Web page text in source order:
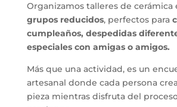
Organizamos talleres de cerámica
grupos reducidos, perfectos para
cumpleaños, despedidas
especiales con amigas o amigos.
Más que una actividad, es un
artesanal donde cada persona
pieza mientras disfruta del